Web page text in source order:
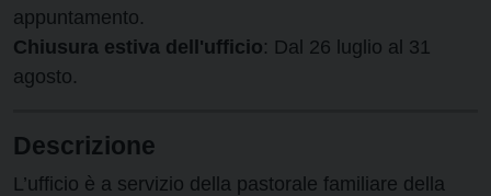
appuntamento.
Chiusura estiva dell'ufficio: Dal 26 luglio al 31
agosto.
Descrizione
L’ufficio è a servizio della pastorale familiare della